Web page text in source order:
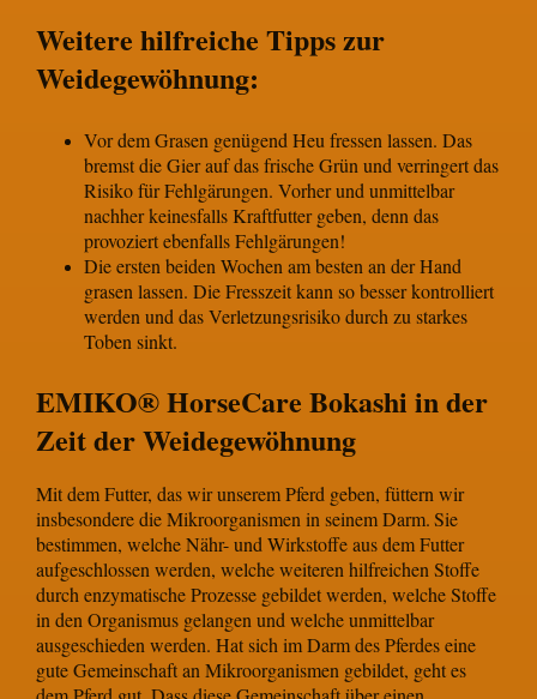
Weitere hilfreiche Tipps zur
Weidegewöhnung:
Vor dem Grasen genügend Heu fressen lassen. Das
bremst die Gier auf das frische Grün und verringert das
Risiko für Fehlgärungen. Vorher und unmittelbar
nachher keinesfalls Kraftfutter geben, denn das
provoziert ebenfalls Fehlgärungen!
Die ersten beiden Wochen am besten an der Hand
grasen lassen. Die Fresszeit kann so besser kontrolliert
werden und das Verletzungsrisiko durch zu starkes
Toben sinkt.
EMIKO® HorseCare Bokashi in der
Zeit der Weidegewöhnung
Mit dem Futter, das wir unserem Pferd geben, füttern wir
insbesondere die Mikroorganismen in seinem Darm.Sie
bestimmen, welche Nähr- und Wirkstoffe aus dem Futter
aufgeschlossen werden, welche weiteren hilfreichen Stoffe
durch enzymatische Prozesse gebildet werden, welche Stoffe
in den Organismus gelangen und welche unmittelbar
ausgeschieden werden. Hat sich im Darm des Pferdes eine
gute Gemeinschaft an Mikroorganismen gebildet, geht es